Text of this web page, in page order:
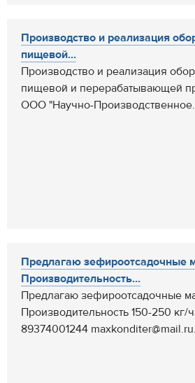
Производство и реализация
пищевой...
Производство и реализация
пищевой и перерабатывающей
ООО "Научно-
Предлагаю зефироотсадочные
Производительность...
Предлагаю зефироотсадочные
Производительность 150-250 кг/
89374001244